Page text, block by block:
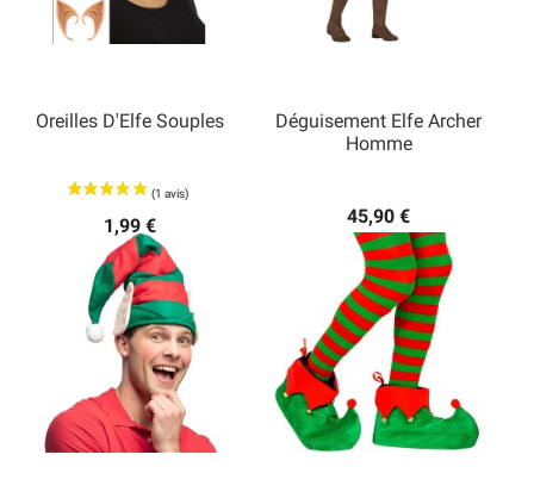
Oreilles D'Elfe Souples
1,99 €
Déguisement Elfe Archer
Homme
45,90 €